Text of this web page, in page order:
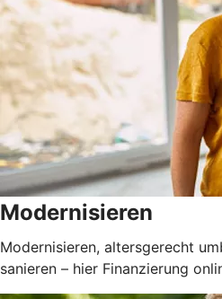
Modernisieren
Modernisieren, altersgerecht
sanieren – hier Finanzierung